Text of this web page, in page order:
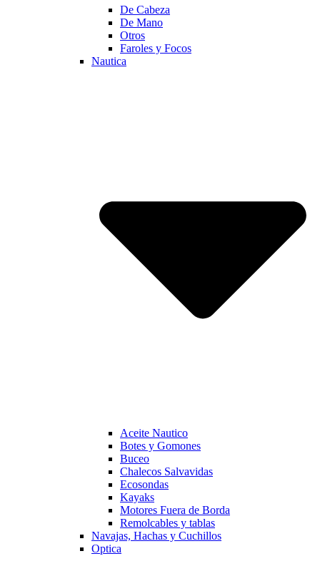
De Cabeza
De Mano
Otros
Faroles y Focos
Nautica
Aceite Nautico
Botes y Gomones
Buceo
Chalecos Salvavidas
Ecosondas
Kayaks
Motores Fuera de Borda
Remolcables y tablas
Navajas, Hachas y Cuchillos
Optica